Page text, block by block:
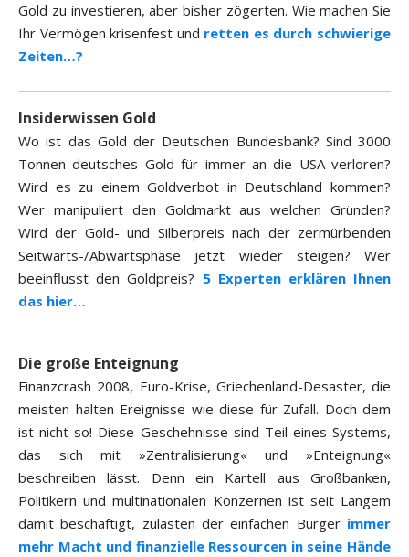
Gold zu investieren, aber bisher zögerten. Wie machen Sie
Ihr Vermögen krisenfest und retten es durch schwierige
Zeiten…?
Insiderwissen Gold
Wo ist das Gold der Deutschen Bundesbank? Sind 3000
Tonnen deutsches Gold für immer an die USA verloren?
Wird es zu einem Goldverbot in Deutschland kommen?
Wer manipuliert den Goldmarkt aus welchen Gründen?
Wird der Gold- und Silberpreis nach der zermürbenden
Seitwärts-/Abwärtsphase jetzt wieder steigen? Wer
beeinflusst den Goldpreis? 5 Experten erklären Ihnen
das hier…
Die große Enteignung
Finanzcrash 2008, Euro-Krise, Griechenland-Desaster, die
meisten halten Ereignisse wie diese für Zufall. Doch dem
ist nicht so! Diese Geschehnisse sind Teil eines Systems,
das sich mit »Zentralisierung« und »Enteignung«
beschreiben lässt. Denn ein Kartell aus Großbanken,
Politikern und multinationalen Konzernen ist seit Langem
damit beschäftigt, zulasten der einfachen Bürger immer
mehr Macht und finanzielle Ressourcen in seine Hände